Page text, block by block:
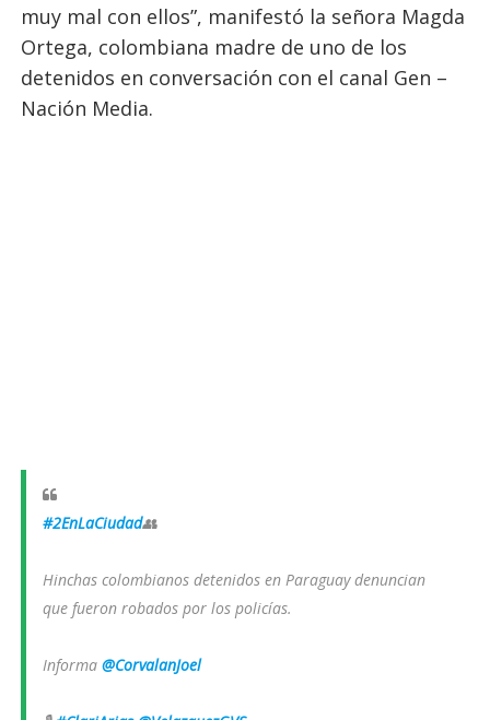
muy mal con ellos”, manifestó la señora Magda
Ortega, colombiana madre de uno de los
detenidos en conversación con el canal Gen –
Nación Media.
#2EnLaCiudad👥
Hinchas colombianos detenidos en Paraguay denuncian
que fueron robados por los policías.
Informa @CorvalanJoel